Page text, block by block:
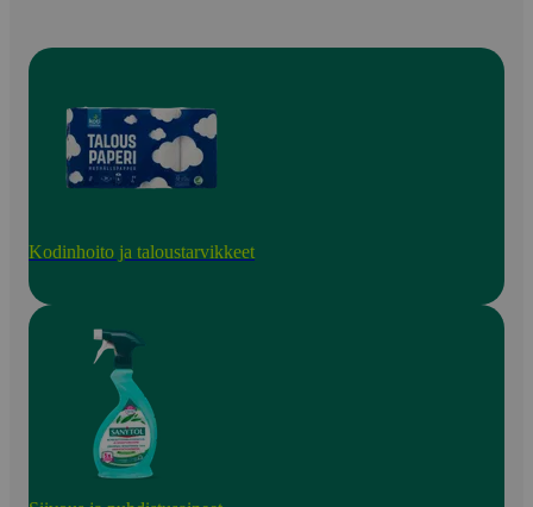
Kodinhoito ja taloustarvikkeet